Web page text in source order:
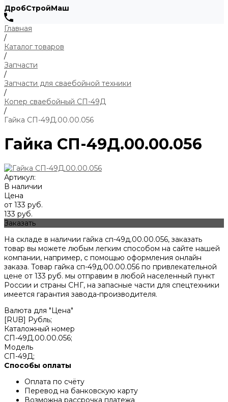
ДробСтройМаш
Главная
/
Каталог товаров
/
Запчасти
/
Запчасти для сваебойной техники
/
Копер сваебойный СП-49Д
/
Гайка СП-49Д.00.00.056
Гайка СП-49Д.00.00.056
Артикул:
В наличии
Цена
от 133 руб.
133 руб.
Заказать
На складе в наличии гайка сп-49д.00.00.056, заказать
товар вы можете любым легким способом на сайте нашей
компании, например, с помощью оформления онлайн
заказа. Товар гайка сп-49д.00.00.056 по привлекательной
цене от 133 руб. мы отправим в любой населенный пункт
России и страны СНГ, на запасные части для спецтехники
имеется гарантия завода-производителя.
Валюта для "Цена"
[RUB] Рубль;
Каталожный номер
СП-49Д.00.00.056;
Модель
СП-49Д;
Способы оплаты
Оплата по счёту
Перевод на банковскую карту
Возможна рассрочка платежа